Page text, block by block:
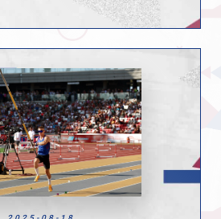
jutott tovább, összesítésben
a középfutamba. Ott remek rajtot
helyen zárt. A 110 m gát technikás,
teli szám, és Zalán hatalmas
versenyzett.
m, edzője: Kószás Kriszta)Sára
a mezőny egyik legfiatalabb
hiszen ebben a korosztályban
es születésűek indulnak. Már az
hogy kijutott az EB-re, ahol
helyet szerezte meg. A döntőbe